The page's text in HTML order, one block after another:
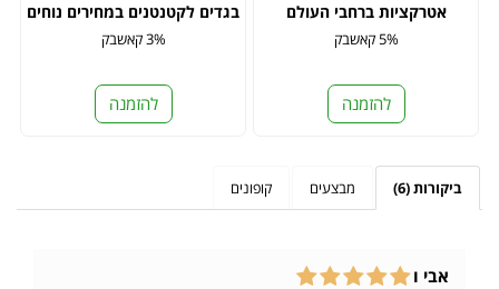
אטרקציות ברחבי העולם
5% קאשבק
להזמנה
בגדים לקטנטנים במחירים נוחים
3% קאשבק
להזמנה
ביקורות (6) מבצעים קופונים
אבי ו